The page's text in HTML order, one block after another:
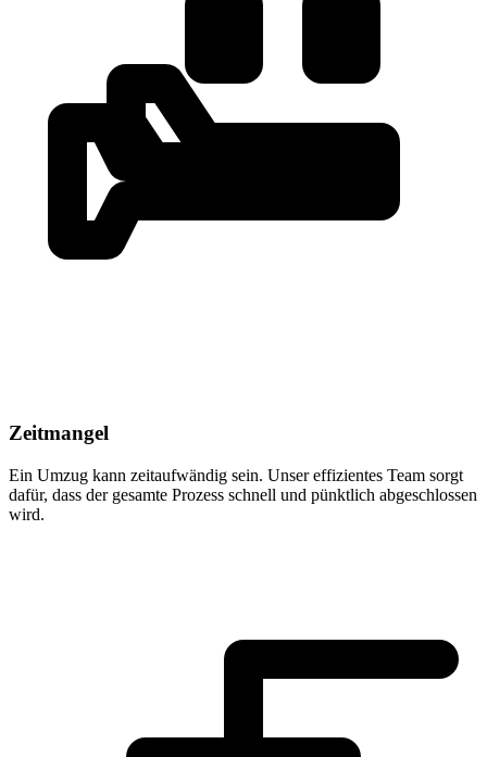
Zeitmangel
Ein Umzug kann zeitaufwändig sein. Unser effizientes Team sorgt
dafür, dass der gesamte Prozess schnell und pünktlich abgeschlossen
wird.